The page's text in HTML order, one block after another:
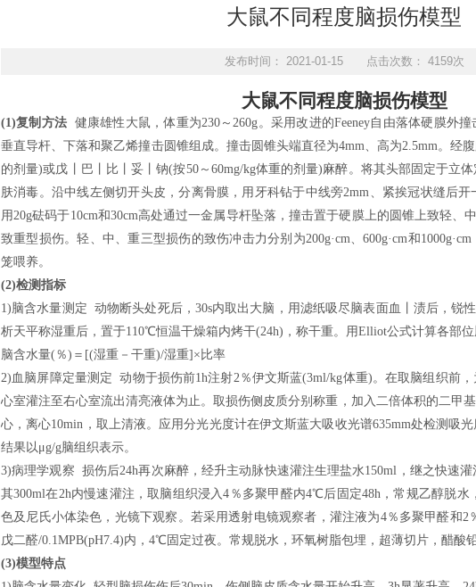
大鼠不同程度脑损伤模型
发布时间： 2021-01-15 点击次数： 4159次
大鼠不同程度脑损伤模型
(1)复制方法 健康雄性大鼠，体重为230～260g。采用改进的Feeney自由落体硬膜外
垂直导杆、下落和聚乙烯撞击圆锥组成。撞击圆锥头端直径为4mm、高为2.5mm。经
的剂量)或戊丨巴丨比丨妥丨钠(按50～60mg/kg体重的剂量)麻醉。将其头部固定于立
肤消毒。沿中线左侧切开头皮，分离骨膜，用牙科钻于中线旁2mm、紧挨冠状缝后开
用20g砝码于10cm和30cm高处通过一金属导杆坠落，撞击置于硬膜上的圆锥上致轻、
致重型损伤。轻、中、重三型损伤的致伤冲击力分别为200g·cm、600g·cm和
笼喂养。
(2)检测指标
1)脑含水量测定 动物断头处死后，30s内取出大脑，用滤纸吸尽脑表面血丨渍后，锐
析天平称湿重后，置于110℃恒温干燥箱内烤干(24h)，称干重。用Elliot公式计算各部位
脑含水量(％)＝[(湿重－干重)/湿重]×比率
2)血脑屏障定量测定 动物于损伤前1h注射2％伊文斯蓝(3ml/kg体重)。在取脑组织前
心室灌注至右心室流出清亮液体为止。取损伤侧皮质分别称重，加入二倍体积的二甲
心，离心10min，取上清液。应用分光光度计在伊文斯蓝大吸收光谱635mm处检测吸
结果以μg/g脑组织表示。
3)病理学观察 损伤后24h再次麻醉，经升主动脉快速灌注生理盐水150ml，继之快速
其300ml在2h内慢速灌注，取脑组织浸入4％多聚甲醛内4℃后固定48h，常规乙醇脱水
色及尼氏小体染色，光镜下观察。若采用透射电镜观察者，灌注液为4％多聚甲醛和2
戊二醛/0.1MPB(pH7.4)内，4℃固定过夜。常规脱水，环氧树脂包埋，超薄切片，醋酸
(3)模型特点